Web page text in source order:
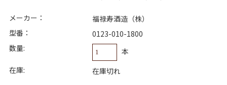
メーカー：
福禄寿酒造（株）
型番：
0123-010-1800
数量:
本
在庫:
在庫切れ